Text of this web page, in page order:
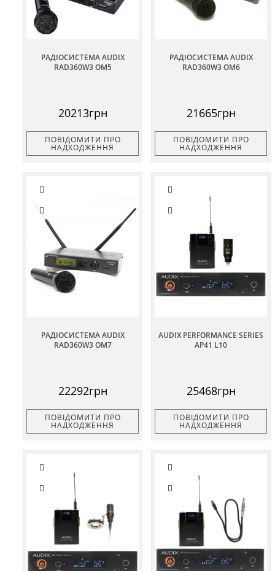
РАДІОСИСТЕМА AUDIX
RAD360W3 OM5
20213грн
ПОВІДОМИТИ ПРО
НАДХОДЖЕННЯ
РАДІОСИСТЕМА AUDIX
RAD360W3 OM6
21665грн
ПОВІДОМИТИ ПРО
НАДХОДЖЕННЯ
РАДІОСИСТЕМА AUDIX
RAD360W3 OM7
22292грн
ПОВІДОМИТИ ПРО
НАДХОДЖЕННЯ
AUDIX PERFORMANCE SERIES
AP41 L10
25468грн
ПОВІДОМИТИ ПРО
НАДХОДЖЕННЯ